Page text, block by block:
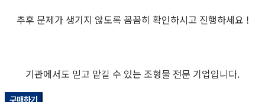
추후 문제가 생기지 않도록 꼼꼼히 확인하시고 진행하세요 !
기관에서도 믿고 맡길 수 있는 조형물 전문 기업입니다.
구매하기